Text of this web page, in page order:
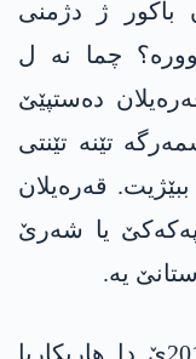
باکور ژ دژمنی
چما نە ل
دەستپێێ
تێنە تێنتی
قەرەیلان
پەکەکێ یا شەرێ
یە.
قەرەیلان دبێژیت “مە د سالا 2014ێ دا هاریکاریا